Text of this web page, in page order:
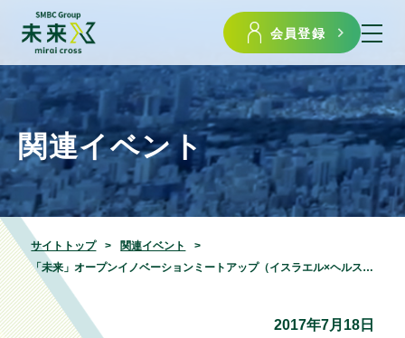
会員登録
関連イベント
サイトトップ
関連イベント
「未来」オープンイノベーションミートアップ（イスラエル×ヘルステック）のご案内
2017年7月18日